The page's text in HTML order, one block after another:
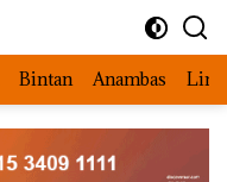
Bintan Anambas